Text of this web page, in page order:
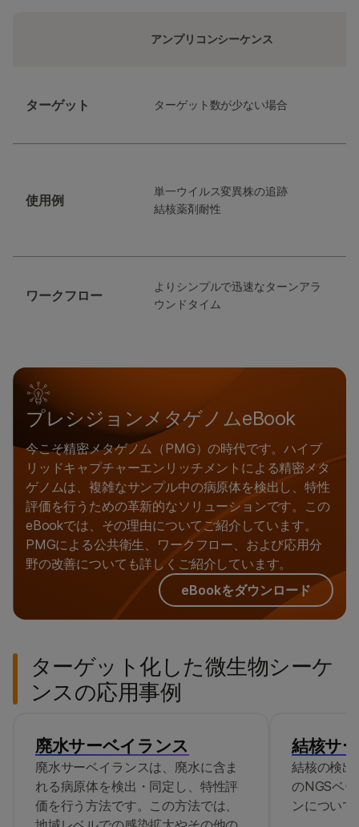
アンプリコンシーケンス
ターゲット ターゲット数が少ない場合
使用例
単一ウイルス変異株の追跡
結核薬剤耐性
ワークフロー
よりシンプルで迅速なターンアラ
ウンドタイム
プレシジョンメタゲノムeBook
今こそ精密メタゲノム（PMG）の時代です。ハイブ
リッドキャプチャーエンリッチメントによる精密メタ
ゲノムは、複雑なサンプル中の病原体を検出し、特性
評価を行うための革新的なソリューションです。この
eBookでは、その理由についてご紹介しています。
PMGによる公共衛生、ワークフロー、および応用分
野の改善についても詳しくご紹介しています。
eBookをダウンロード
ターゲット化した微生物シーケ
ンスの応用事例
廃水サーベイランス
廃水サーベイランスは、廃水に含ま
れる病原体を検出・同定し、特性評
価を行う方法です。この方法では、
結核サ
結核の検
のNGSベ
ンについ